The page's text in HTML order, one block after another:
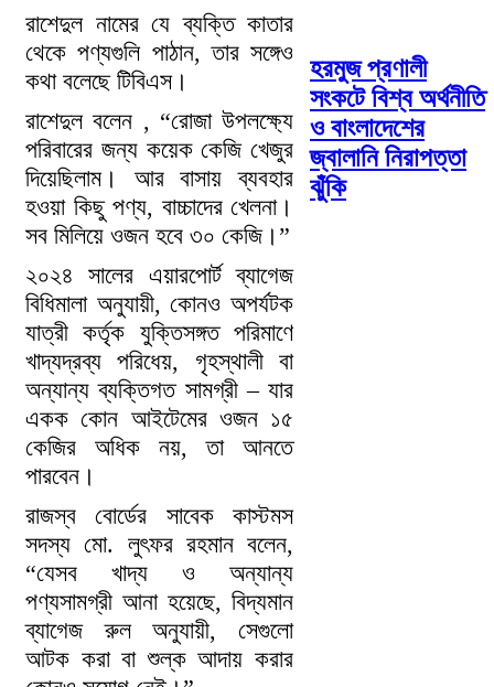
রাশেদুল নামের যে ব্যক্তি কাতার
থেকে পণ্যগুলি পাঠান, তার সঙ্গেও
কথা বলেছে টিবিএস।
রাশেদুল বলেন , “রোজা উপলক্ষ্যে
পরিবারের জন্য কয়েক কেজি খেজুর
দিয়েছিলাম। আর বাসায় ব্যবহার
হওয়া কিছু পণ্য, বাচ্চাদের খেলনা।
সব মিলিয়ে ওজন হবে ৩০ কেজি।”
২০২৪ সালের এয়ারপোর্ট ব্যাগেজ
বিধিমালা অনুযায়ী, কোনও অপর্যটক
যাত্রী কর্তৃক যুক্তিসঙ্গত পরিমাণে
খাদ্যদ্রব্য পরিধেয়, গৃহস্থালী বা
অন্যান্য ব্যক্তিগত সামগ্রী – যার
একক কোন আইটেমের ওজন ১৫
কেজির অধিক নয়, তা আনতে
পারবেন।
রাজস্ব বোর্ডের সাবেক কাস্টমস
সদস্য মো. লুৎফর রহমান বলেন,
“যেসব খাদ্য ও অন্যান্য
পণ্যসামগ্রী আনা হয়েছে, বিদ্যমান
ব্যাগেজ রুল অনুযায়ী, সেগুলো
আটক করা বা শুল্ক আদায় করার
হরমুজ প্রণালী
সংকটে বিশ্ব অর্থনীতি
ও বাংলাদেশের
জ্বালানি নিরাপত্তা
ঝুঁকি